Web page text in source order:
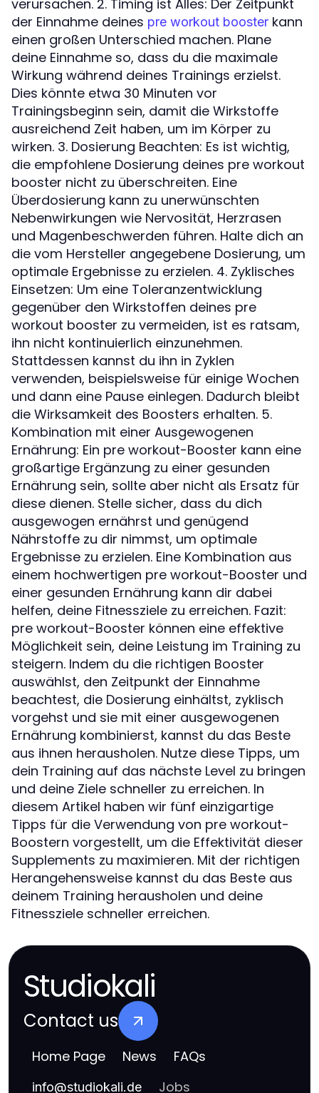
verursachen. 2. Timing ist Alles: Der Zeitpunkt
der Einnahme deines pre workout booster kann
einen großen Unterschied machen. Plane
deine Einnahme so, dass du die maximale
Wirkung während deines Trainings erzielst.
Dies könnte etwa 30 Minuten vor
Trainingsbeginn sein, damit die Wirkstoffe
ausreichend Zeit haben, um im Körper zu
wirken. 3. Dosierung Beachten: Es ist wichtig,
die empfohlene Dosierung deines pre workout
booster nicht zu überschreiten. Eine
Überdosierung kann zu unerwünschten
Nebenwirkungen wie Nervosität, Herzrasen
und Magenbeschwerden führen. Halte dich an
die vom Hersteller angegebene Dosierung, um
optimale Ergebnisse zu erzielen. 4. Zyklisches
Einsetzen: Um eine Toleranzentwicklung
gegenüber den Wirkstoffen deines pre
workout booster zu vermeiden, ist es ratsam,
ihn nicht kontinuierlich einzunehmen.
Stattdessen kannst du ihn in Zyklen
verwenden, beispielsweise für einige Wochen
und dann eine Pause einlegen. Dadurch bleibt
die Wirksamkeit des Boosters erhalten. 5.
Kombination mit einer Ausgewogenen
Ernährung: Ein pre workout-Booster kann eine
großartige Ergänzung zu einer gesunden
Ernährung sein, sollte aber nicht als Ersatz für
diese dienen. Stelle sicher, dass du dich
ausgewogen ernährst und genügend
Nährstoffe zu dir nimmst, um optimale
Ergebnisse zu erzielen. Eine Kombination aus
einem hochwertigen pre workout-Booster und
einer gesunden Ernährung kann dir dabei
helfen, deine Fitnessziele zu erreichen. Fazit:
pre workout-Booster können eine effektive
Möglichkeit sein, deine Leistung im Training zu
steigern. Indem du die richtigen Booster
auswählst, den Zeitpunkt der Einnahme
beachtest, die Dosierung einhältst, zyklisch
vorgehst und sie mit einer ausgewogenen
Ernährung kombinierst, kannst du das Beste
aus ihnen herausholen. Nutze diese Tipps, um
dein Training auf das nächste Level zu bringen
und deine Ziele schneller zu erreichen. In
diesem Artikel haben wir fünf einzigartige
Tipps für die Verwendung von pre workout-
Boostern vorgestellt, um die Effektivität dieser
Supplements zu maximieren. Mit der richtigen
Herangehensweise kannst du das Beste aus
deinem Training herausholen und deine
Fitnessziele schneller erreichen.
Studiokali
Contact us
Home Page News FAQs
info@studiokali.de Jobs